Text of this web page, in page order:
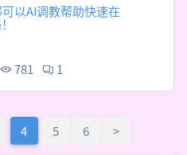
以AI调教帮助快速在
781 1
4 5 6 >